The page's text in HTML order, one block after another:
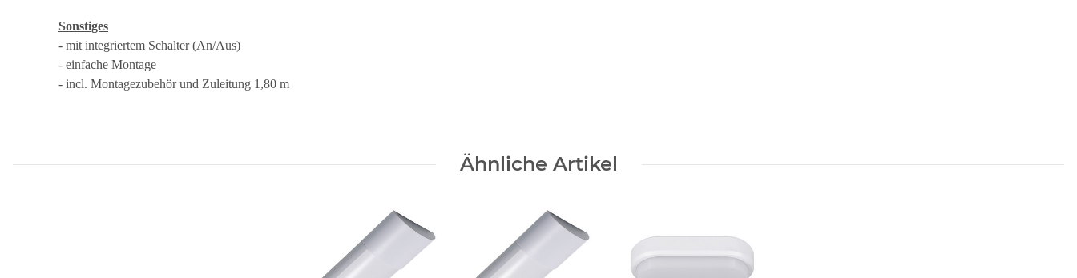
Sonstiges
- mit integriertem Schalter (An/Aus)
- einfache Montage
- incl. Montagezubehör und Zuleitung 1,80 m
Ähnliche Artikel